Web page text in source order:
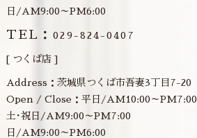
日/AM9:00～PM6:00
TEL：029-824-0407
[ つくば店 ]
Address：茨城県つくば市吾妻3丁目7-20
Open / Close：平日/AM10:00～PM7:00
土･祝日/AM9:00～PM7:00
日/AM9:00～PM6:00